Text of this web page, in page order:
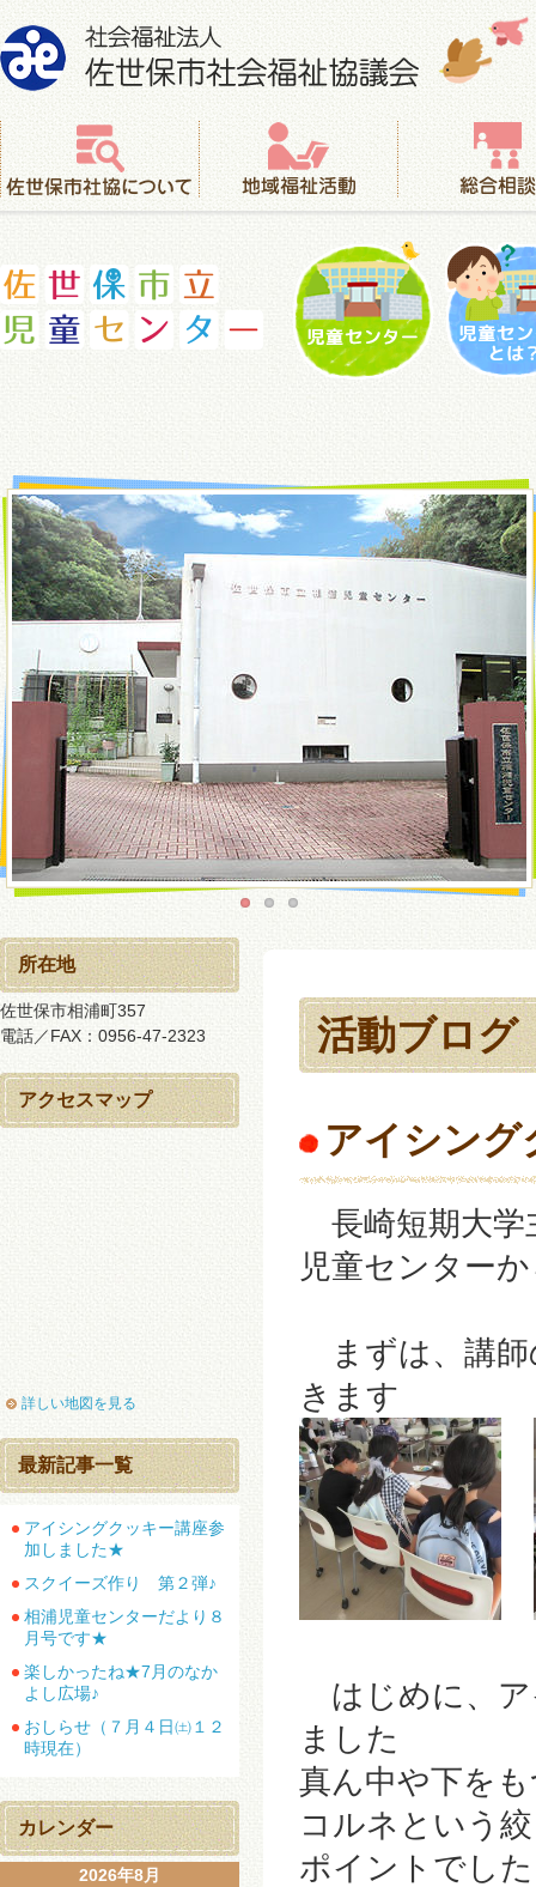
社会福祉法人 佐世保市社会福祉協議会
佐世保市社協について
地域福祉活動 総合相談
佐世保市立児童センター
活動ブログ
アイシン
長崎短期大学
児童センター
まずは、講師
きます
はじめに、ア
ました
真ん中や下を
コルネという
ポイントでし
所在地
佐世保市相浦町357
電話／FAX：0956-47-2323
アクセスマップ
詳しい地図を見る
最新記事一覧
アイシングクッキー講座参
加しました★
スクイーズ作り 第２弾♪
相浦児童センターだより８
月号です★
楽しかったね★7月のなか
よし広場♪
おしらせ（７月４日㈯１２
時現在）
カレンダー
2026年8月